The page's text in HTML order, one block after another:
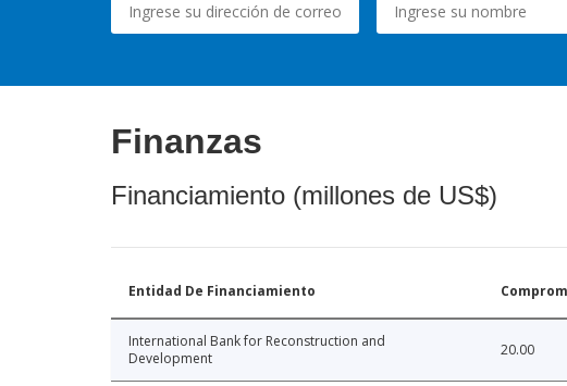
Finanzas
Financiamiento (millones de US$)
Entidad De Financiamiento
International Bank for Reconstruction and
Development
20.00